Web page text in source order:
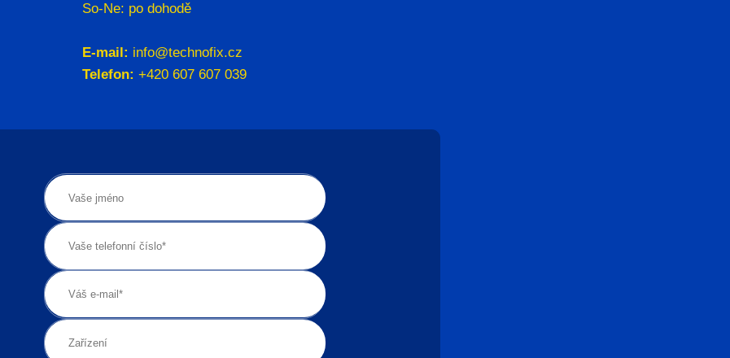
So-Ne: po dohodě
E-mail: info@technofix.cz
Telefon: +420 607 607 039